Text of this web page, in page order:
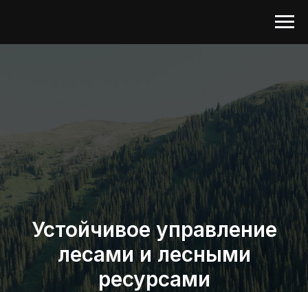
Устойчивое управление
лесами и лесными
ресурсами